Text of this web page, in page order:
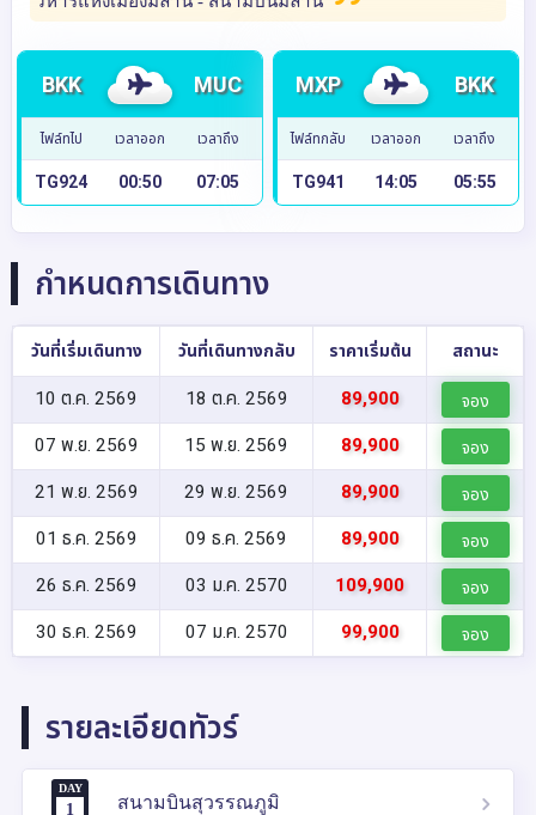
BKK MUC
ไฟล์ทไป เวลาออก เวลาถึง
TG924 00:50 07:05
MXP BKK
ไฟล์ทกลับ เวลาออก เวลาถึง
TG941 14:05 05:55
กำหนดการเดินทาง
วันที่เริ่มเดินทาง วันที่เดินทางกลับ ราคาเริ่มต้น สถานะ
10 ต.ค. 2569 18 ต.ค. 2569 89,900 จอง
07 พ.ย. 2569 15 พ.ย. 2569 89,900 จอง
21 พ.ย. 2569 29 พ.ย. 2569 89,900 จอง
01 ธ.ค. 2569 09 ธ.ค. 2569 89,900 จอง
26 ธ.ค. 2569 03 ม.ค. 2570 109,900 จอง
30 ธ.ค. 2569 07 ม.ค. 2570 99,900 จอง
รายละเอียดทัวร์
DAY
1 สนามบินสุวรรณภูมิ